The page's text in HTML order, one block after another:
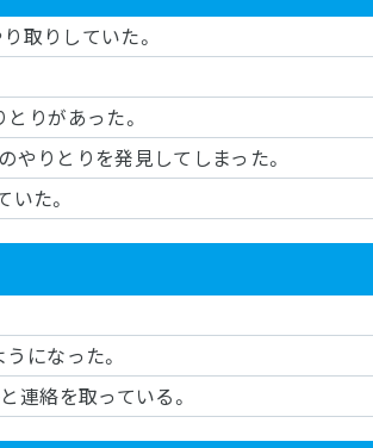
取りしていた。
りがあった。
のやりとりを発見してしまった。
た。
になった。
連絡を取っている。